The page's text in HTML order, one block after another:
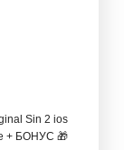
Sin 2 ios
+ БОНУС 🎁